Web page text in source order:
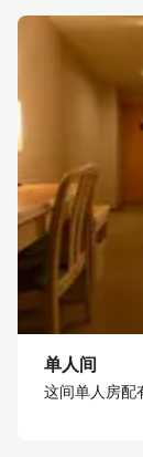
单人间
这间单人房配